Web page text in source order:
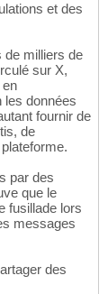
et des
de milliers de
sur X,
les données
fournir de
de
par des
que le
fusillade lors
messages
des